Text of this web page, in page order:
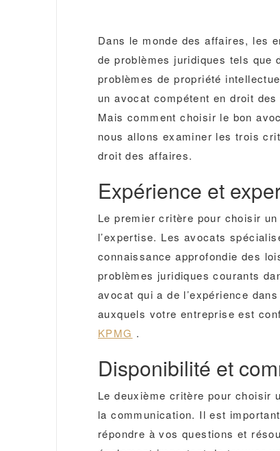
Dans le monde des affaires, les
de problèmes juridiques tels que
problèmes de propriété
un avocat compétent en droit
Mais comment choisir le bon
nous allons examiner les trois
droit des affaires.
Expérience et
Le premier critère pour choisir
l’expertise. Les avocats
connaissance approfondie des
problèmes juridiques courants
avocat qui a de l’expérience
auxquels votre entreprise est
KPMG .
Disponibilité et
Le deuxième critère pour choisir
la communication. Il est
répondre à vos questions et